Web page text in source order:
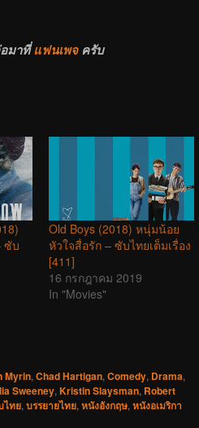
มาที่แฟนเพจครับ
ซับ
Old Boys (2018) หนุ่มน้อย
หัวใจสื่อรัก – ซับไทยเต็มเรื่อง
[411]
16 กรกฎาคม 2019
In "Movies"
Myrin, Chad Hartigan, Comedy, Drama,
Sweeney, Kristin Slaysman, Robert
ไทย, บรรยายไทย, หนังอังกฤษ, หนังอเมริกา